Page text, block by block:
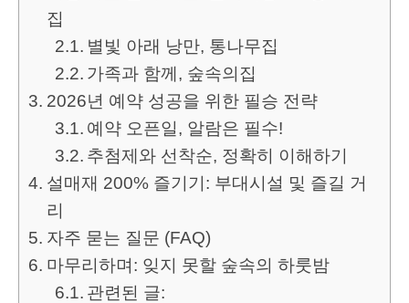
집
별빛 아래 낭만, 통나무집
가족과 함께, 숲속의집
2026년 예약 성공을 위한 필승 전략
예약 오픈일, 알람은 필수!
추첨제와 선착순, 정확히 이해하기
설매재 200% 즐기기: 부대시설 및 즐길 거
리
자주 묻는 질문 (FAQ)
마무리하며: 잊지 못할 숲속의 하룻밤
관련된 글: